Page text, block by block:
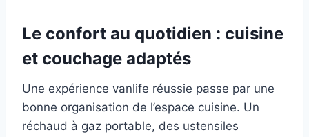
Le confort au quotidien : cuisine
et couchage adaptés
Une expérience vanlife réussie passe par une
bonne organisation de l’espace cuisine. Un
réchaud à gaz portable, des ustensiles